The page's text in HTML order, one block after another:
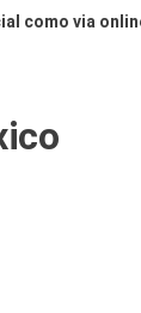
como via